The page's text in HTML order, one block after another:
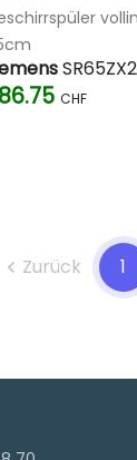
CHF
chevron_left Zurück 1